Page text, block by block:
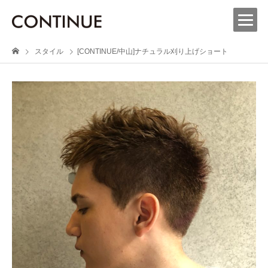
スタイル [CONTINUE/中山]ナチュラル刈り上げショート